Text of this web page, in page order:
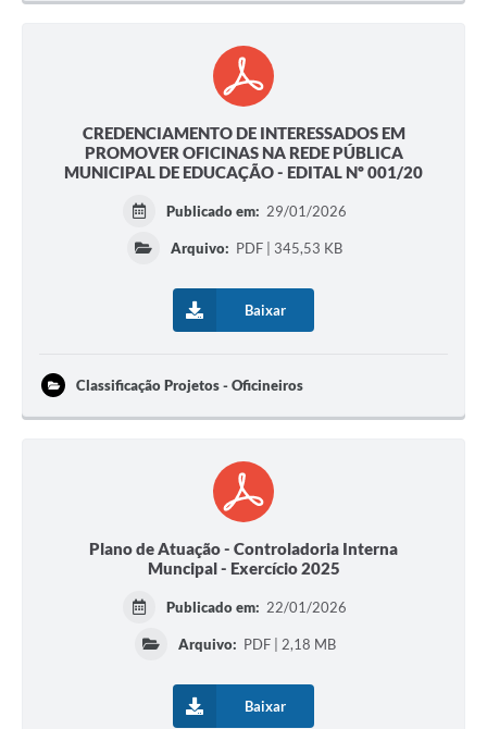
CREDENCIAMENTO DE INTERESSADOS EM
PROMOVER OFICINAS NA REDE PÚBLICA
MUNICIPAL DE EDUCAÇÃO - EDITAL Nº 001/20
Publicado em: 29/01/2026
Arquivo: PDF | 345,53 KB
Baixar
Classificação Projetos - Oficineiros
Plano de Atuação - Controladoria Interna
Muncipal - Exercício 2025
Publicado em: 22/01/2026
Arquivo: PDF | 2,18 MB
Baixar